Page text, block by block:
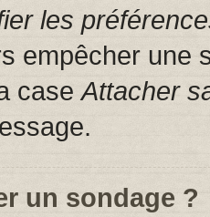
les
empêcher une
caseAttacher
un sondage ?